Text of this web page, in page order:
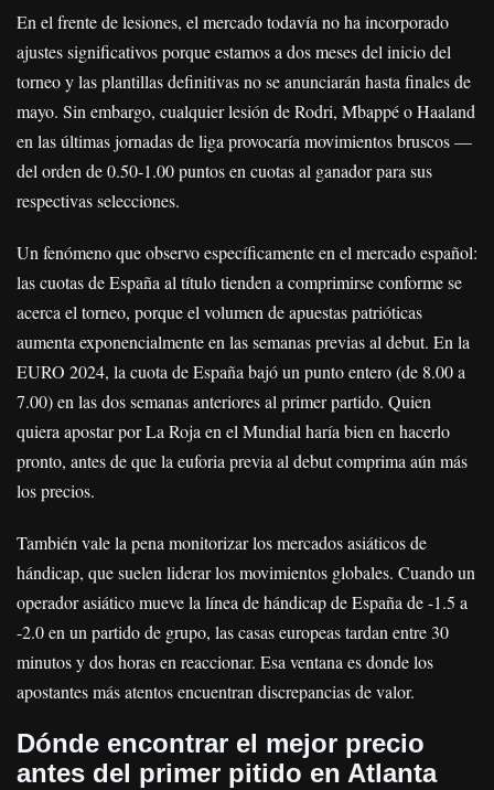
En el frente de lesiones, el mercado todavía no ha incorporado
ajustes significativos porque estamos a dos meses del inicio del
torneo y las plantillas definitivas no se anunciarán hasta finales de
mayo. Sin embargo, cualquier lesión de Rodri, Mbappé o Haaland
en las últimas jornadas de liga provocaría movimientos bruscos —
del orden de 0.50-1.00 puntos en cuotas al ganador para sus
respectivas selecciones.
Un fenómeno que observo específicamente en el mercado español:
las cuotas de España al título tienden a comprimirse conforme se
acerca el torneo, porque el volumen de apuestas patrióticas
aumenta exponencialmente en las semanas previas al debut. En la
EURO 2024, la cuota de España bajó un punto entero (de 8.00 a
7.00) en las dos semanas anteriores al primer partido. Quien
quiera apostar por La Roja en el Mundial haría bien en hacerlo
pronto, antes de que la euforia previa al debut comprima aún más
los precios.
También vale la pena monitorizar los mercados asiáticos de
hándicap, que suelen liderar los movimientos globales. Cuando un
operador asiático mueve la línea de hándicap de España de -1.5 a
-2.0 en un partido de grupo, las casas europeas tardan entre 30
minutos y dos horas en reaccionar. Esa ventana es donde los
apostantes más atentos encuentran discrepancias de valor.
Dónde encontrar el mejor precio
antes del primer pitido en Atlanta